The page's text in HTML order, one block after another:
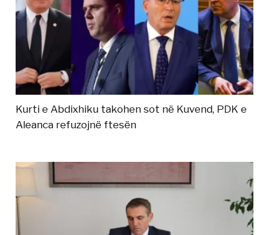
Kurti e Abdixhiku takohen sot në Kuvend, PDK e
Aleanca refuzojnë ftesën